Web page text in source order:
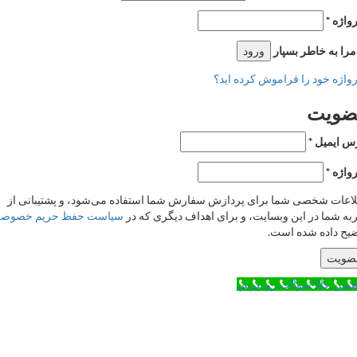
*
به خاطر بسپار ورود
خود را فراموش کرده اید؟
ایمیل*
*
شخصی شما برای پردازش سفارش شما استفاده می‌شود، و پشتیبانی از
شما در این وبسایت، و برای اهداف دیگری که درسیاست حفظ حریم خصوصی
داده شده است.
حالا سوالت رو بپرس